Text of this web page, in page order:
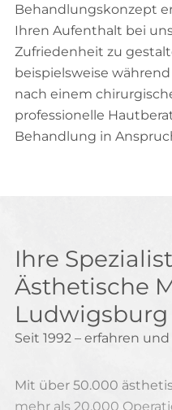
Behandlungskonzept
Ihren Aufenthalt bei
Zufriedenheit zu
beispielsweise
nach einem
professionelle
Behandlung in
Ihre
Ästhetische
Ludwigsburg
Seit 1992 – erfahren
Mit über 50.000
mehr als 20.000